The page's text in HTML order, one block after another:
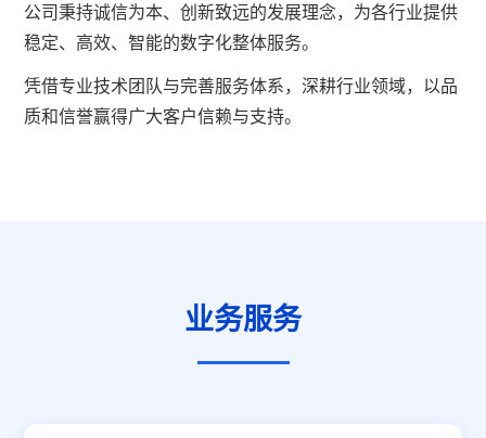
公司秉持诚信为本、创新致远的发展理念，为各行业提供
稳定、高效、智能的数字化整体服务。
凭借专业技术团队与完善服务体系，深耕行业领域，以品
质和信誉赢得广大客户信赖与支持。
业务服务